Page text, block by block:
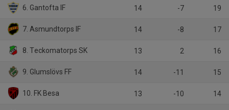
6. Gantofta IF 14 -7 19
7. Asmundtorps IF 14 -8 17
8. Teckomatorps SK 13 2 16
9. Glumslövs FF 14 -11 15
10. FK Besa 13 -10 14